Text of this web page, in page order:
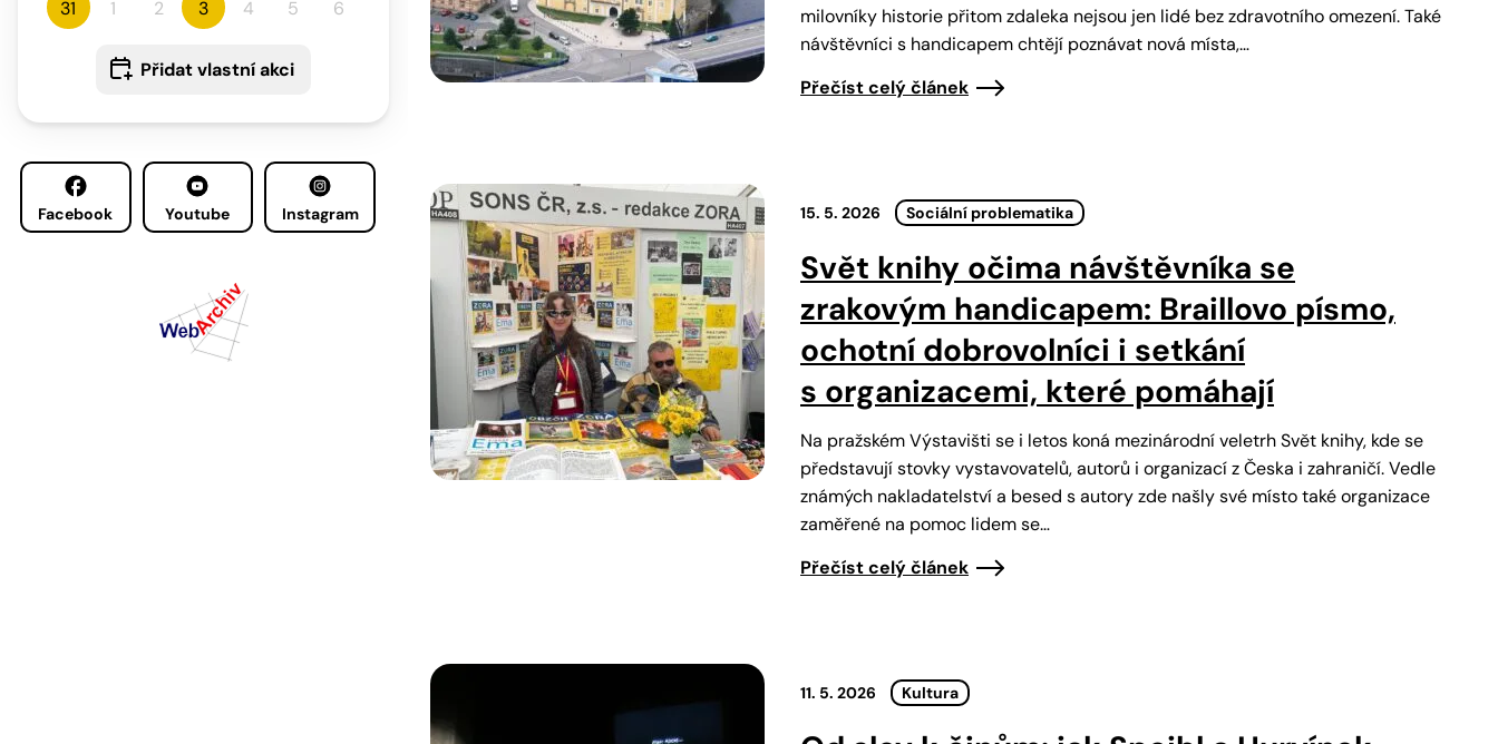
31
1 2 3 4 5 6
Přidat vlastní akci
Facebook Youtube Instagram
milovníky historie přitom zdaleka nejsou jen lidé bez zdravotního omezení. Také
návštěvníci s handicapem chtějí poznávat nová místa,…
Přečíst celý článek
15. 5. 2026 Sociální problematika
Svět knihy očima návštěvníka se
zrakovým handicapem: Braillovo písmo,
ochotní dobrovolníci i setkání
s organizacemi, které pomáhají
Na pražském Výstavišti se i letos koná mezinárodní veletrh Svět knihy, kde se
představují stovky vystavovatelů, autorů i organizací z Česka i zahraničí. Vedle
známých nakladatelství a besed s autory zde našly své místo také organizace
zaměřené na pomoc lidem se…
Přečíst celý článek
11. 5. 2026 Kultura